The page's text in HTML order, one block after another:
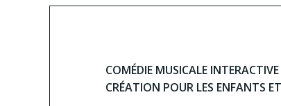
COMÉDIE MUSICALE
CRÉATION POUR LES ENFANTS